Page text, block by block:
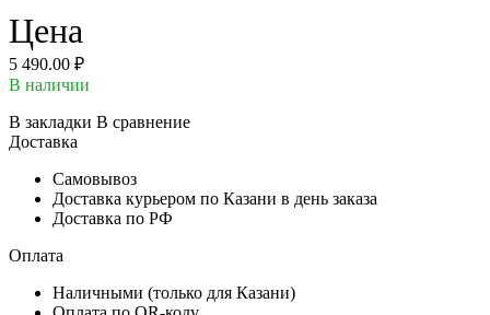
Цена
5 490.00 ₽
В наличии
В закладки В сравнение
Доставка
Самовывоз
Доставка курьером по Казани в день заказа
Доставка по РФ
Оплата
Наличными (только для Казани)